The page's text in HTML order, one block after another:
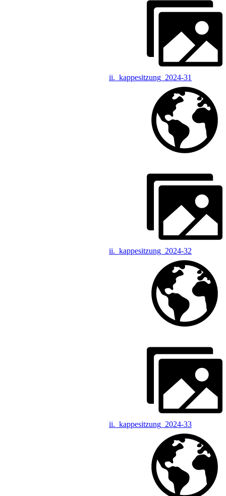
ii._kappesitzung_2024-31
ii._kappesitzung_2024-32
ii._kappesitzung_2024-33